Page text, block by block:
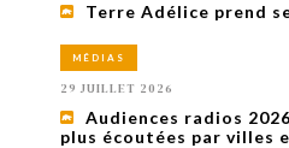
Terre Adélice prend
MÉDIAS
29 JUILLET 2026
Audiences radios
plus écoutées par villes